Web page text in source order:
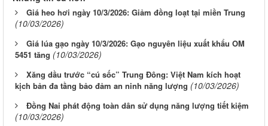
Giá heo hơi ngày 10/3/2026: Giảm đồng loạt tại miền Trung
(10/03/2026)
Giá lúa gạo ngày 10/3/2026: Gạo nguyên liệu xuất khẩu OM
5451 tăng (10/03/2026)
Xăng dầu trước “cú sốc” Trung Đông: Việt Nam kích hoạt
kịch bản đa tầng bảo đảm an ninh năng lượng (10/03/2026)
Đồng Nai phát động toàn dân sử dụng năng lượng tiết kiệm
(10/03/2026)